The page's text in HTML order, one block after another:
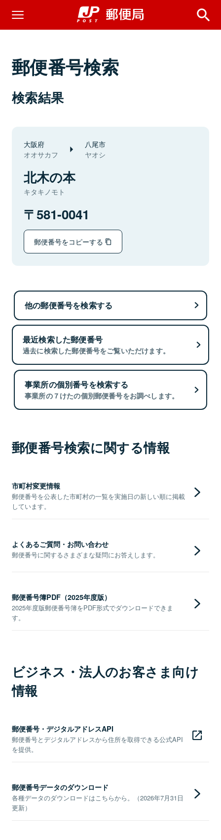
郵便番号検索
検索結果
大阪府
オオサカフ
八尾市
ヤオシ
北木の本
キタキノモト
581-0041
郵便番号をコピーする
他の郵便番号を検索する
最近検索した郵便番号
過去に検索した郵便番号をご覧いただけます。
事業所の個別番号を検索する
事業所の７けたの個別郵便番号をお調べします。
郵便番号検索に関する情報
市町村変更情報
郵便番号を公表した市町村の一覧を実施日の新しい順に掲載
しています。
よくあるご質問・お問い合わせ
郵便番号に関するさまざまな疑問にお答えします。
郵便番号簿PDF（2025年度版）
2025年度版郵便番号簿をPDF形式でダウンロードできま
す。
ビジネス・法人のお客さま向け
情報
郵便番号・デジタルアドレスAPI
郵便番号とデジタルアドレスから住所を取得できる公式API
を提供。
郵便番号データのダウンロード
各種データのダウンロードはこちらから。（2026年7月31日
更新）